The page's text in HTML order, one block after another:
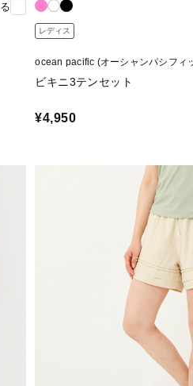
レディス
ocean pacific (オーシャンパシフィ
ビキニ3テンセット
¥4,950